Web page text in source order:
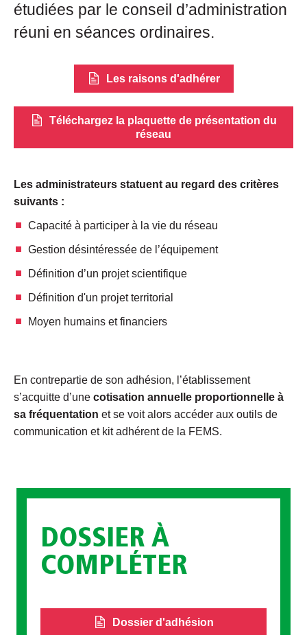
étudiées par le conseil d’administration
réuni en séances ordinaires.
Les raisons d'adhérer
Téléchargez la plaquette de présentation du
réseau
Les administrateurs statuent au regard des critères
suivants :
Capacité à participer à la vie du réseau
Gestion désintéressée de l’équipement
Définition d’un projet scientifique
Définition d'un projet territorial
Moyen humains et financiers
En contrepartie de son adhésion, l’établissement
s’acquitte d’une cotisation annuelle proportionnelle à
sa fréquentation et se voit alors accéder aux outils de
communication et kit adhérent de la FEMS.
DOSSIER À
COMPLÉTER
Dossier d'adhésion